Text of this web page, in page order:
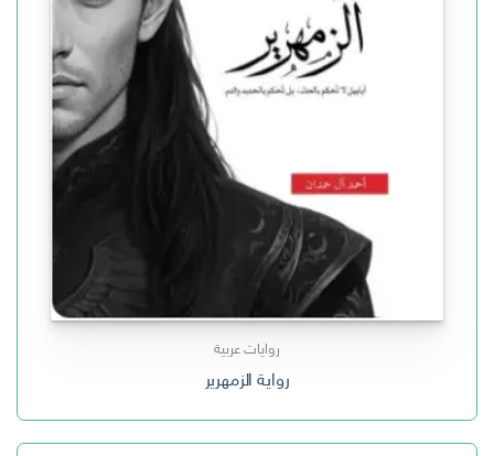
روايات عربية
رواية الزمهرير